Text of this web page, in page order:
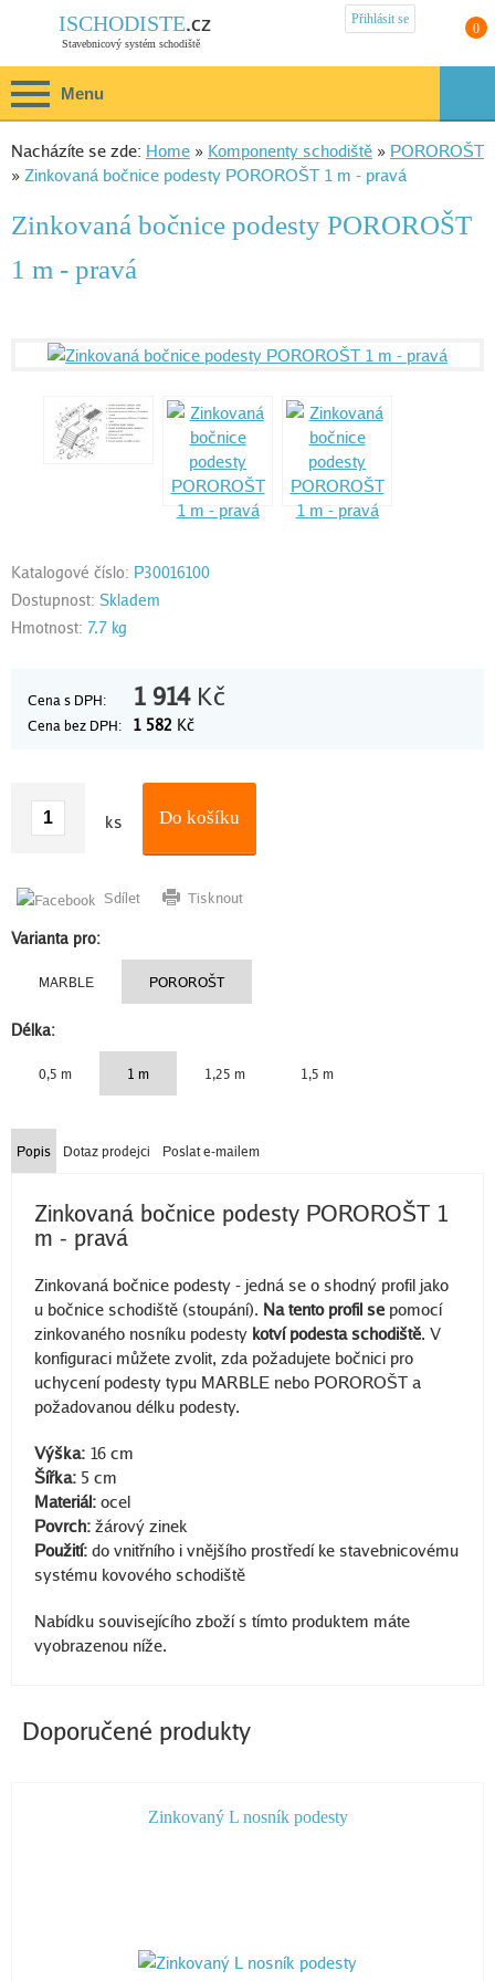
ISCHODISTE Přihlásit se
0
Menu
Nacházíte se zde: Home » Komponenty schodiště » POROROŠT
» Zinkovaná bočnice podesty POROROŠT 1 m - pravá
Zinkovaná bočnice podesty POROROŠT
1 m - pravá
Katalogové číslo: P30016100
Dostupnost: Skladem
Hmotnost: 7.7 kg
Cena s DPH: 1 914Kč
Cena bez DPH: 1 582 Kč
ks Do košíku
Sdílet Tisknout
Varianta pro:
MARBLE POROROŠT
Délka:
0,5 m 1 m 1,25 m 1,5 m
Popis Dotaz prodejci Poslat e-mailem
Zinkovaná bočnice podesty POROROŠT 1
m - pravá
Zinkovaná bočnice podesty - jedná se o shodný profil jako
u bočnice schodiště (stoupání). Na tento profil se pomocí
zinkovaného nosníku podesty kotví podesta schodiště. V
konfiguraci můžete zvolit, zda požadujete bočnici pro
uchycení podesty typu MARBLE nebo POROROŠT a
požadovanou délku podesty.
Výška: 16 cm
Šířka: 5 cm
Materiál: ocel
Povrch: žárový zinek
Použití: do vnitřního i vnějšího prostředí ke stavebnicovému
systému kovového schodiště
Nabídku souvisejícího zboží s tímto produktem máte
vyobrazenou níže.
Doporučené produkty
Zinkovaný L nosník podesty